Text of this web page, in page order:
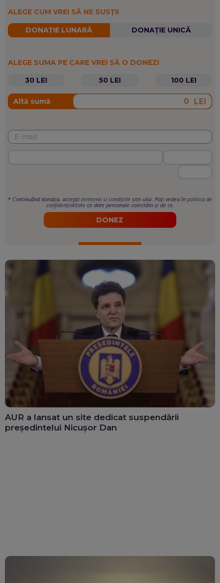
ALEGE CUM VREI SĂ NE SUSȚII
DONAȚIE LUNARĂ DONAȚIE UNICĂ
ALEGE SUMA PE CARE VREI SĂ O DONEZI
30 LEI
50 LEI 100 LEI
Altă sumă LEI
* Continuând donația, accepți termenii si condițiile site-ului. Poți vedea în politica de
confidențialitate ce date personale colectăm și de ce.
DONEZ
AUR a lansat un site dedicat suspendării
președintelui Nicușor Dan